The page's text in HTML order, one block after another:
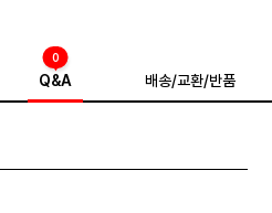
Q&A
0
배송/교환/반품